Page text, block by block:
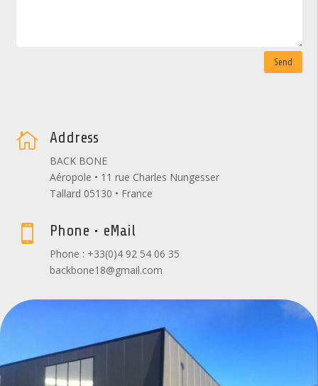
Send
 Address
BACK BONE
Aéropole • 11 rue Charles Nungesser
Tallard 05130 • France
 Phone • eMail
Phone : +33(0)4 92 54 06 35
backbone18@gmail.com